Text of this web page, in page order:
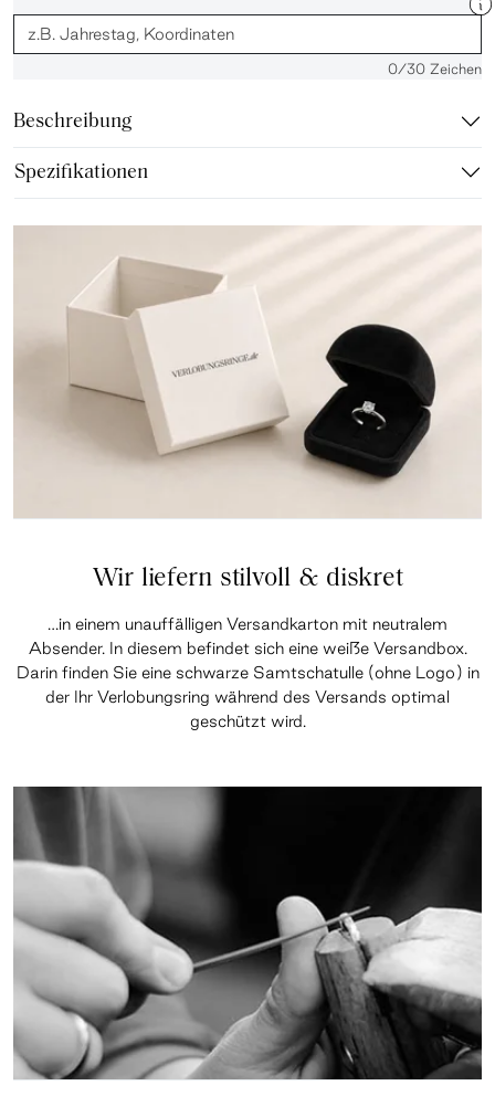
0/30 Zeichen
Beschreibung
Spezifikationen
Wir liefern stilvoll & diskret
…in einem unauffälligen Versandkarton mit neutralem
Absender. In diesem befindet sich eine weiße Versandbox.
Darin finden Sie eine schwarze Samtschatulle (ohne Logo) in
der Ihr Verlobungsring während des Versands optimal
geschützt wird.